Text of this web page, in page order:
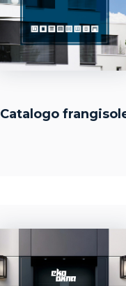
Catalogo